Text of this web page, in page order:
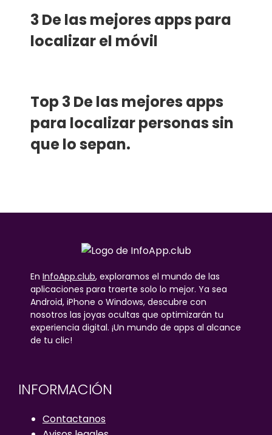
3 De las mejores apps para
localizar el móvil
Top 3 De las mejores apps
para localizar personas sin
que lo sepan.
En InfoApp.club, exploramos el mundo de las
aplicaciones para traerte solo lo mejor. Ya sea
Android, iPhone o Windows, descubre con
nosotros las joyas ocultas que optimizarán tu
experiencia digital. ¡Un mundo de apps al alcance
de tu clic!
INFORMACIÓN
Contactanos